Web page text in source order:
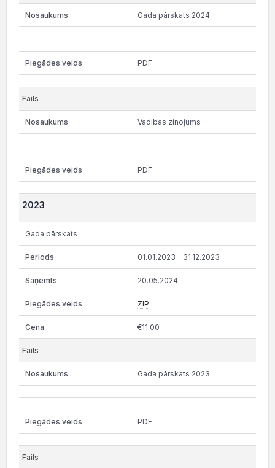
Gada pārskats 2024
PDF
Vadibas zinojums
PDF
2023
Gada pārskats
01.01.2023 - 31.12.2023
20.05.2024
ZIP
€11.00
Gada pārskats 2023
PDF